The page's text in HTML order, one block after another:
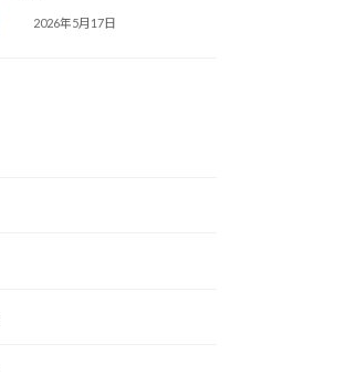
2026年5月17日